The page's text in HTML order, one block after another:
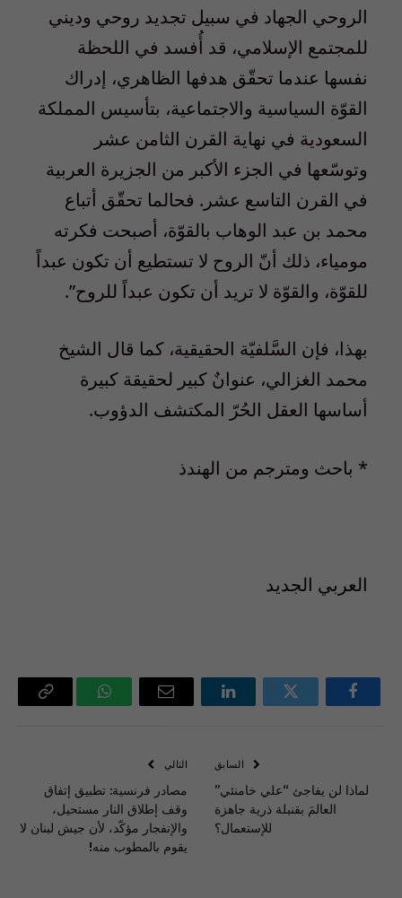
الروحي الجهاد في سبيل تجديد روحي وديني
للمجتمع الإسلامي، قد أُفسد في اللحظة
نفسها عندما تحقّق هدفها الظاهري، إدراك
القوّة السياسية والاجتماعية، بتأسيس المملكة
السعودية في نهاية القرن الثامن عشر
وتوسّعها في الجزء الأكبر من الجزيرة العربية
في القرن التاسع عشر. فحالما تحقّق أتباع
محمد بن عبد الوهاب بالقوّة، أصبحت فكرته
مومياء، ذلك أنّ الروح لا تستطيع أن تكون عبداً
للقوّة، والقوّة لا تريد أن تكون عبداً للروح”.
بهذا، فإن السَّلفيّة الحقيقية، كما قال الشيخ
محمد الغزالي، عنوانٌ كبير لحقيقة كبيرة
أساسها العقل الحُرّ المكتشف الدؤوب.
* باحث ومترجم من الهندذ
العربي الجديد
فيسبوك تويتر لينكدإن
البريد
واتساب Copy
السابق
لماذا لن يفاجئ “علي خامنئي”
العالمَ بقنبلة ذرية جاهزة
للإستعمال؟
التالي
مصادر فرنسية: تطبيق إتفاق
وقف إطلاق النار مستحيل،
والإنفجار مؤكّد، لأن جيش لبنان لا
يقوم بالمطوب منه!